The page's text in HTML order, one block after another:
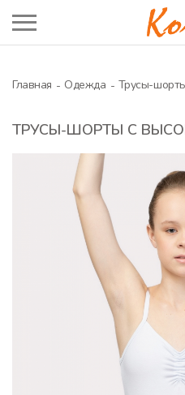
Главная Одежда Трусы-
ТРУСЫ-ШОРТЫ С